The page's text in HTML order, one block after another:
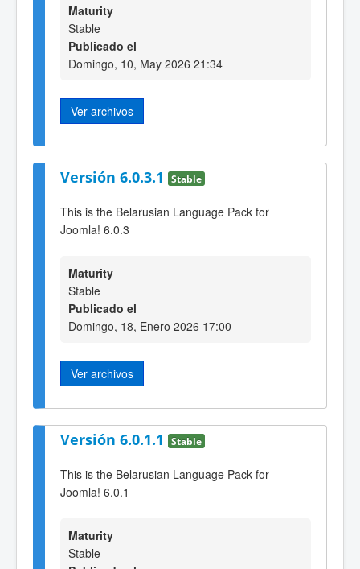
Maturity
Stable
Publicado el
Domingo, 10, May 2026 21:34
Ver archivos
Versión 6.0.3.1 Stable
This is the Belarusian Language Pack for
Joomla! 6.0.3
Maturity
Stable
Publicado el
Domingo, 18, Enero 2026 17:00
Ver archivos
Versión 6.0.1.1 Stable
This is the Belarusian Language Pack for
Joomla! 6.0.1
Maturity
Stable